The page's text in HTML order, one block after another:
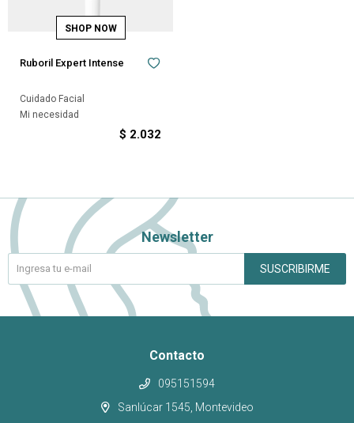
Ruboril Expert Intense
Cuidado Facial
Mi necesidad
$ 2.032
Contacto
095151594
Sanlúcar 1545, Montevideo
Newsletter
SUSCRIBIRME